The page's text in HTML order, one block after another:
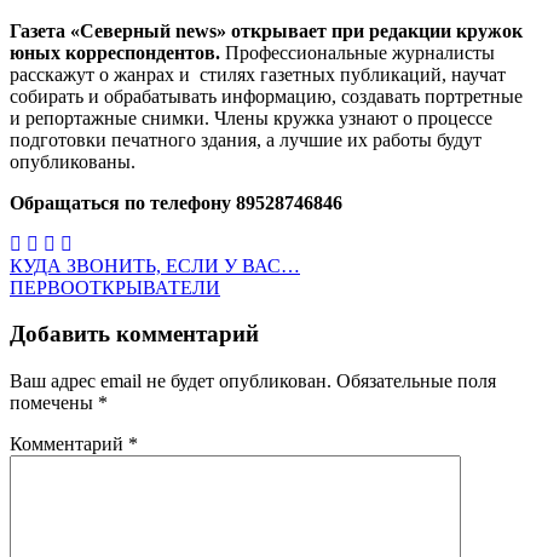
Газета «Северный news» открывает при редакции кружок
юных корреспондентов. Профессиональные журналисты
расскажут о жанрах и стилях газетных публикаций, научат
собирать и обрабатывать информацию, создавать портретные
и репортажные снимки. Члены кружка узнают о процессе
подготовки печатного здания, а лучшие их работы будут
опубликованы.
Обращаться по телефону 89528746846
Навигация
по
записям
КУДА ЗВОНИТЬ, ЕСЛИ У ВАС…
ПЕРВООТКРЫВАТЕЛИ
Добавить комментарий
Ваш адрес email не будет опубликован. Обязательные поля
помечены *
Комментарий *